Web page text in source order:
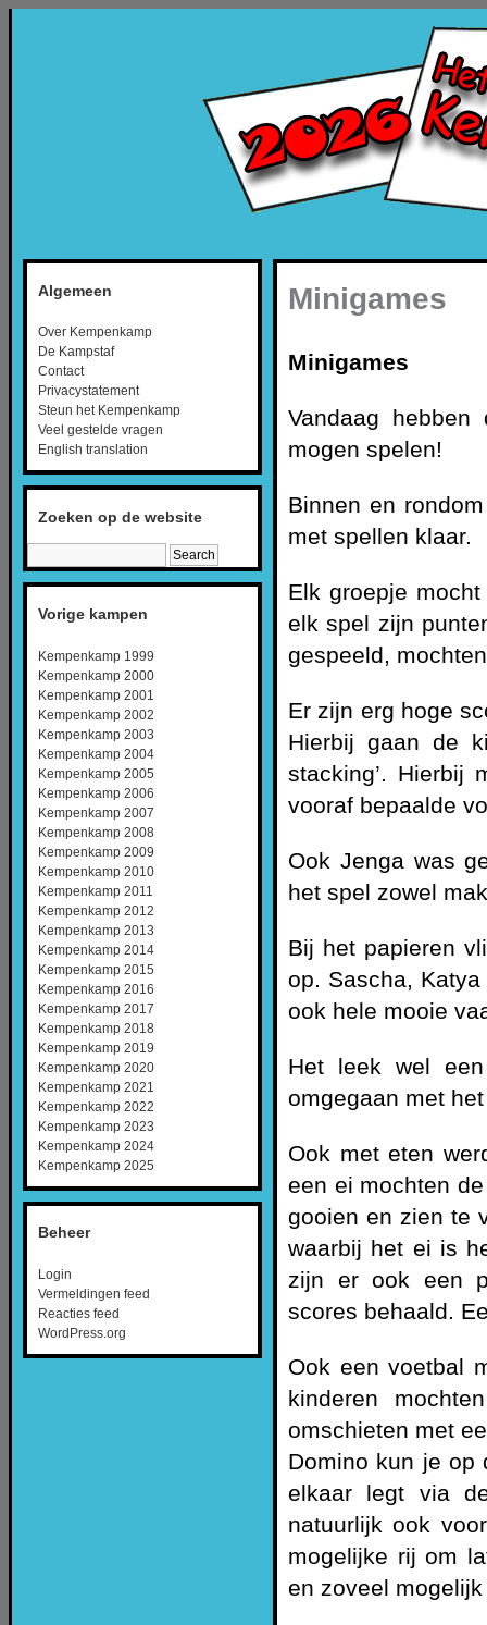
Algemeen
Over Kempenkamp
De Kampstaf
Contact
Privacystatement
Steun het Kempenkamp
Veel gestelde vragen
English translation
Zoeken op de website
Vorige kampen
Kempenkamp 1999
Kempenkamp 2000
Kempenkamp 2001
Kempenkamp 2002
Kempenkamp 2003
Kempenkamp 2004
Kempenkamp 2005
Kempenkamp 2006
Kempenkamp 2007
Kempenkamp 2008
Kempenkamp 2009
Kempenkamp 2010
Kempenkamp 2011
Kempenkamp 2012
Kempenkamp 2013
Kempenkamp 2014
Kempenkamp 2015
Kempenkamp 2016
Kempenkamp 2017
Kempenkamp 2018
Kempenkamp 2019
Kempenkamp 2020
Kempenkamp 2021
Kempenkamp 2022
Kempenkamp 2023
Kempenkamp 2024
Kempenkamp 2025
Beheer
Login
Vermeldingen feed
Reacties feed
WordPress.org
Minigames
Minigames
Vandaag
mogen spelen!
Binnen en
met spellen klaar.
Elk groepje
elk spel zijn
gespeeld,
Er zijn erg hoge
Hierbij gaan de
stacking’. Hierbij
vooraf bepaalde
Ook Jenga was
het spel zowel
Bij het papieren
op. Sascha,
ook hele mooie
Het leek wel
omgegaan met
Ook met eten
een ei mochten
gooien en zien te
waarbij het ei is
zijn er ook een
scores behaald.
Ook een voetbal
kinderen
omschieten met
Domino kun je op
elkaar legt via
natuurlijk ook
mogelijke rij om
en zoveel